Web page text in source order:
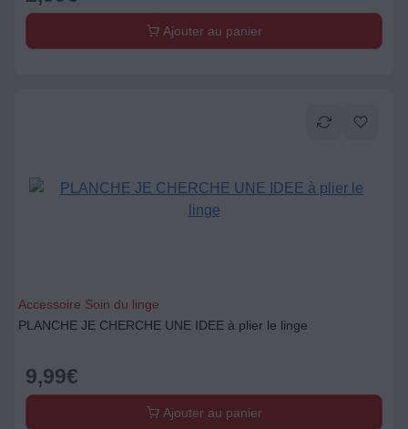
Ajouter au panier
Accessoire Soin du linge
PLANCHE JE CHERCHE UNE IDEE à plier le linge
9,99€
Ajouter au panier